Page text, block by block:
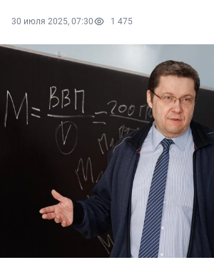
30 июля 2025, 07:30 1 475